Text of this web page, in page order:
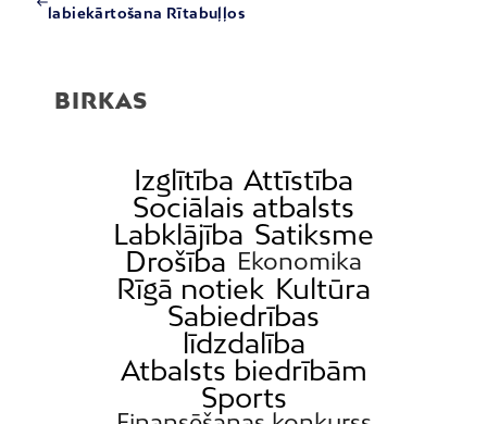
labiekārtošana Rītabuļļos
BIRKAS
Izglītība Attīstība
Sociālais atbalsts
Labklājība Satiksme
Drošība Ekonomika
Rīgā notiek Kultūra
Sabiedrības
līdzdalība
Atbalsts biedrībām
Sports